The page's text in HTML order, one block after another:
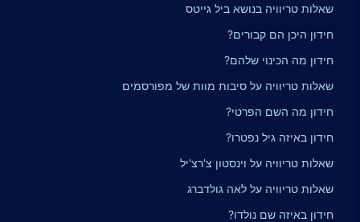
שאלות טריוויה בנושא ביל גייטס
חידון היכן הם קבורים?
חידון מה הכינוי שלהם?
שאלות טריוויה על סיבות מוות של מפורסמים
חידון מה השם הפרטי?
חידון באיזה גיל נפטרו?
שאלות טריוויה על וינסטון צ'רצ'יל
שאלות טריוויה על לאה גולדברג
חידון באיזה שם נולדו?